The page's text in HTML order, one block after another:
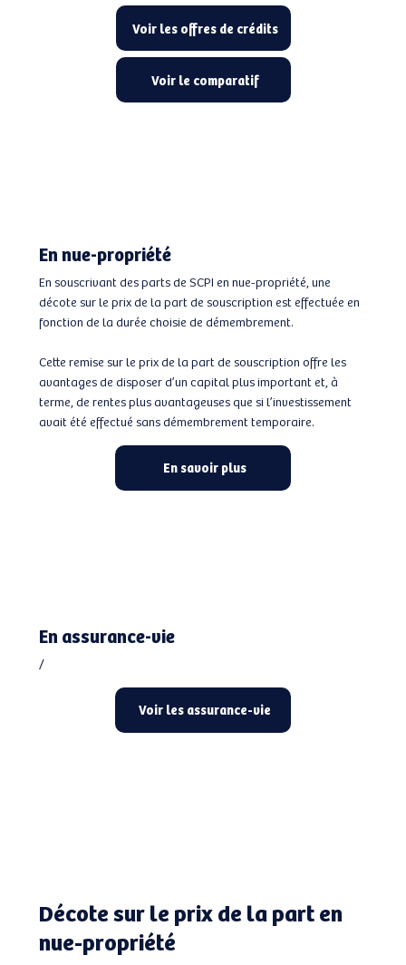
Voir les offres de crédits
Voir le comparatif
En nue-propriété
En souscrivant des parts de SCPI en nue-propriété, une
décote sur le prix de la part de souscription est effectuée en
fonction de la durée choisie de démembrement.
Cette remise sur le prix de la part de souscription offre les
avantages de disposer d’un capital plus important et, à
terme, de rentes plus avantageuses que si l’investissement
avait été effectué sans démembrement temporaire.
En savoir plus
En assurance-vie
/
Voir les assurance-vie
Décote sur le prix de la part en
nue-propriété